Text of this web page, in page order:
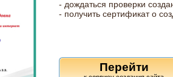
- дождаться проверки
- получить сертификат о
Перейти